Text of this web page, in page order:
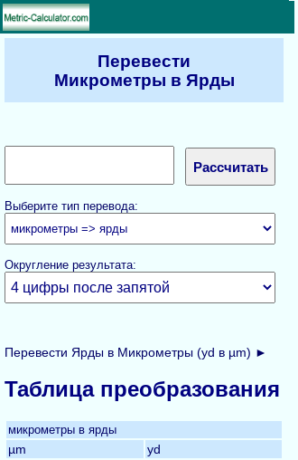
Перевести
Микрометры в Ярды
Выберите тип перевода:
Округление результата:
Перевести Ярды в Микрометры (yd в µm) ►
Таблица преобразования
микрометры в ярды
µm yd